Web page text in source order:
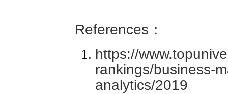
References：
https://
rankings/business-
analytics/2019